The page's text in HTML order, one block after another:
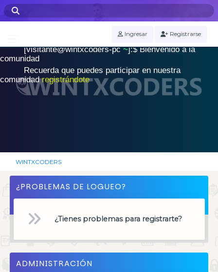
Ingresar Registrarse
WINTXCODERS Terminal
[visitante@wintxcoders-pc~]:$ .
Bienvenido a la
comunidad
Recuerda que puedes participar en nuestra
comunidadregistrándote
WINTXCODERS
¿PROBLEMAS DE LOGUEO?
¿Tienes problemas para registrarte?
ADMINISTRACIÓN